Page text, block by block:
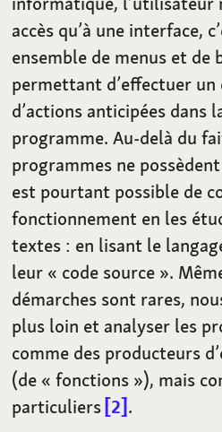
accès qu’à une interface,
ensemble de menus et de
permettant d’effectuer
d’actions anticipées dans
programme. Au-delà du
programmes ne
est pourtant possible de
fonctionnement en les
textes : en lisant le
leur « code source ».
démarches sont rares,
plus loin et analyser les
comme des producteurs
(de « fonctions »), mais
particuliers 2 .